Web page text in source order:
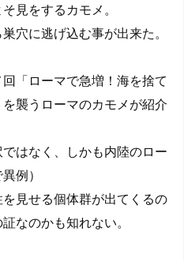
見をするカモメ。
穴に逃げ込む事が出来た。
「ローマで急増！海を捨て
襲うローマのカモメが紹介
ではなく、しかも内陸のロー
例）
見せる個体群が出てくるの
なのかも知れない。